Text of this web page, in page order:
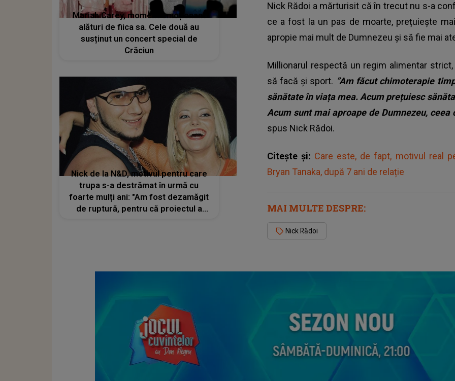
Nick Rădoi a mărturisit că în trecut nu s-a
ce a fost la un pas de moarte, prețuiește
apropie mai mult de Dumnezeu și să fie mai
Millionarul respectă un regim alimentar
să facă și sport. ”Am făcut chimoterapie
sănătate în viața mea. Acum prețuiesc
Acum sunt mai aproape de Dumnezeu, ceea
spus Nick Rădoi.
Citește și: Care este, de fapt, motivul real
Bryan Tanaka, după 7 ani de relație
MAI MULTE DESPRE:
Nick Rădoi
Mariah Carey, moment emoționant
alături de fiica sa. Cele două au
susținut un concert special de
Crăciun
Nick de la N&D, motivul pentru care
trupa s-a destrămat în urmă cu
foarte mulți ani: "Am fost dezamăgit
de ruptură, pentru că proiectul a